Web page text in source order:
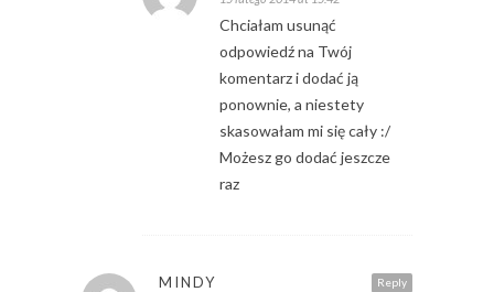
Chciałam usunąć
odpowiedź na Twój
komentarz i dodać ją
ponownie, a niestety
skasowałam mi się cały :/
Możesz go dodać jeszcze
raz
Reply
MINDY